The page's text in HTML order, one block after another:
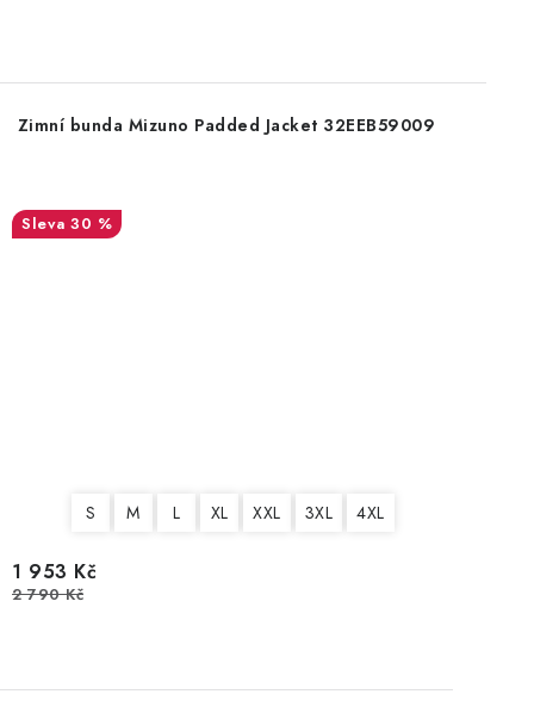
Zimní bunda Mizuno Padded Jacket 32EEB59009
30 %
S M L XL XXL 3XL 4XL
1 953 Kč
2 790 Kč